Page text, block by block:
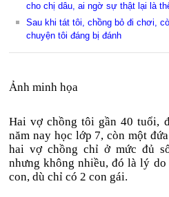
cho chị dâu, ai ngờ sự thật lại là
Sau khi tát tôi, chồng bỏ đi chơi,
chuyện tôi đáng bị đánh
Ảnh minh họa
Hai vợ chồng tôi gần 40 tuổi,
năm nay học lớp 7, còn một
hai vợ chồng chỉ ở mức đủ
nhưng không nhiều, đó là lý
con, dù chỉ có 2 con gái.